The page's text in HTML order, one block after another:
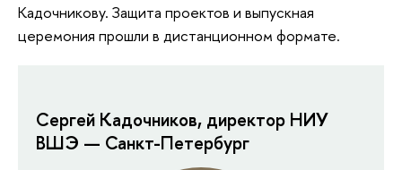
Кадочникову. Защита проектов и выпускная
церемония прошли в дистанционном формате.
Сергей Кадочников, директор НИУ
ВШЭ — Санкт-Петербург